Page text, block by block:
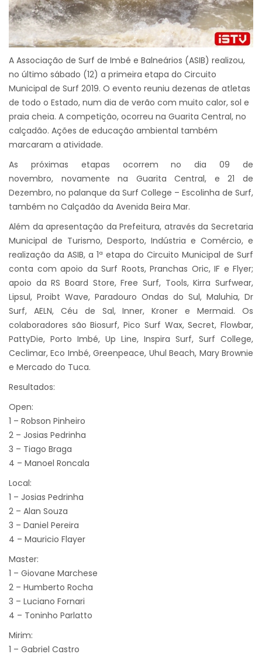
A Associação de Surf de Imbé e Balneários (ASIB) realizou,
no último sábado (12) a primeira etapa do Circuito
Municipal de Surf 2019. O evento reuniu dezenas de atletas
de todo o Estado, num dia de verão com muito calor, sol e
praia cheia. A competição, ocorreu na Guarita Central, no
calçadão. Ações de educação ambiental também
marcaram a atividade.
As próximas etapas ocorrem no dia 09 de
novembro, novamente na Guarita Central, e 21 de
Dezembro, no palanque da Surf College – Escolinha de Surf,
também no Calçadão da Avenida Beira Mar.
Além da apresentação da Prefeitura, através da Secretaria
Municipal de Turismo, Desporto, Indústria e Comércio, e
realização da ASIB, a 1ª etapa do Circuito Municipal de Surf
conta com apoio da Surf Roots, Pranchas Oric, IF e Flyer;
apoio da RS Board Store, Free Surf, Tools, Kirra Surfwear,
Lipsul, Proibt Wave, Paradouro Ondas do Sul, Maluhia, Dr
Surf, AELN, Céu de Sal, Inner, Kroner e Mermaid. Os
colaboradores são Biosurf, Pico Surf Wax, Secret, Flowbar,
PattyDie, Porto Imbé, Up Line, Inspira Surf, Surf College,
Ceclimar, Eco Imbé, Greenpeace, Uhul Beach, Mary Brownie
e Mercado do Tuca.
Resultados:
Open:
1 – Robson Pinheiro
2 – Josias Pedrinha
3 – Tiago Braga
4 – Manoel Roncala
Local:
1 – Josias Pedrinha
2 – Alan Souza
3 – Daniel Pereira
4 – Mauricio Flayer
Master:
1 – Giovane Marchese
2 – Humberto Rocha
3 – Luciano Fornari
4 – Toninho Parlatto
Mirim:
1 – Gabriel Castro